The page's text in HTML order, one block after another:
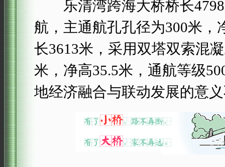
乐清湾跨海大桥桥长4798
航，主通航孔孔径为300米，
长3613米，采用双塔双索混
米，净高35.5米，通航等级
地经济融合与联动发展的意